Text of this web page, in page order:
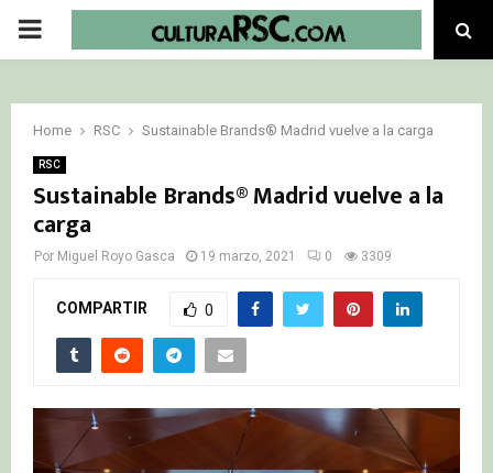
PRIMARY
Home RSC Sustainable Brands® Madrid vuelve a la carga
RSC
Sustainable Brands® Madrid vuelve a la
carga
Por Miguel Royo Gasca 19 marzo, 2021 0 3309
COMPARTIR 0